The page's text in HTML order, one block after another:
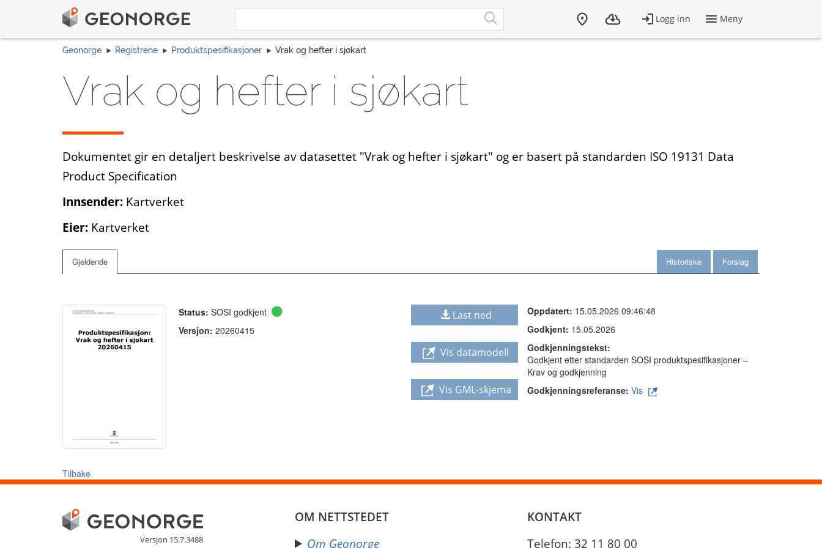
Geonorge Registrene Produktspesifikasjoner Vrak og hefter i sjøkart
Vrak og hefter i sjøkart
Dokumentet gir en detaljert beskrivelse av datasettet "Vrak og hefter i sjøkart" og er basert på standarden ISO 19131 Data
Product Specification
Innsender: Kartverket
Eier: Kartverket
Gjeldende Forslag
Historiske
Status: SOSI godkjent
Versjon: 20260415
Last ned
Vis datamodell
Vis GML-skjema
Oppdatert: 15.05.2026 09:46:48
Godkjent: 15.05.2026
Godkjenningstekst:
Godkjent etter standarden SOSI produktspesifikasjoner –
Krav og godkjenning
Godkjenningsreferanse: Vis
Tilbake